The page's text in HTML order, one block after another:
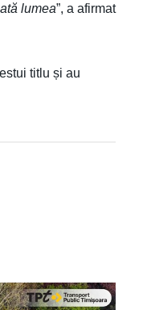
lumea”, a afirmat
titlu și au